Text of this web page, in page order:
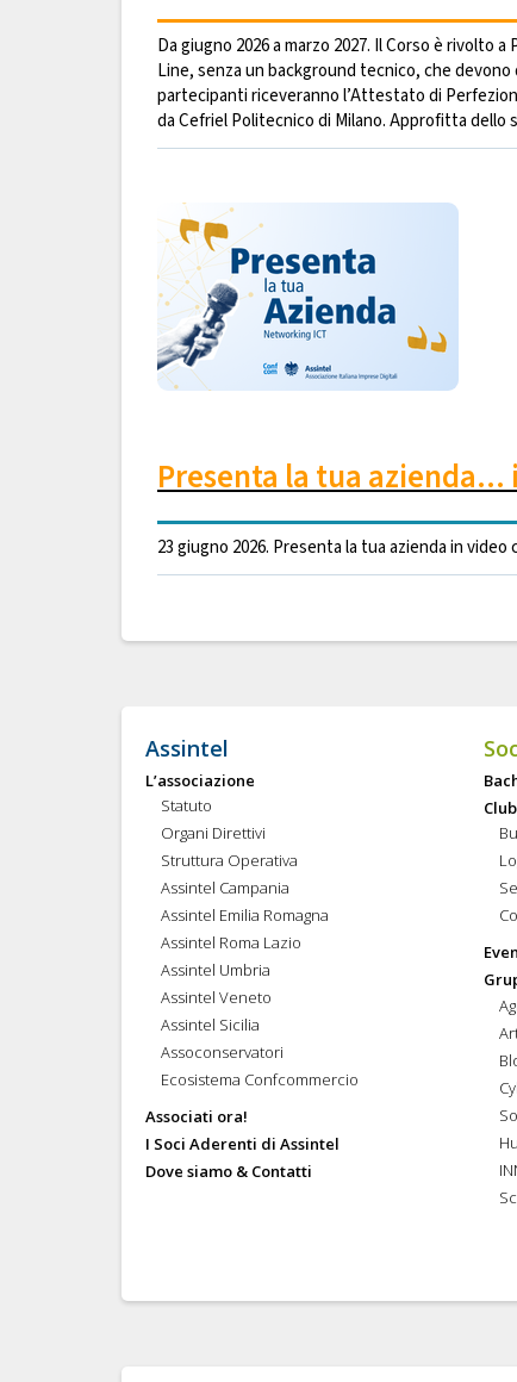
Da giugno 2026 a marzo 2027. Il Corso è rivolto
Line, senza un background tecnico, che devono
partecipanti riceveranno l’Attestato di
da Cefriel Politecnico di Milano. Approfitta dello
Presenta la tua
23 giugno 2026. Presenta la tua azienda in
Assintel
L’associazione
Statuto
Organi Direttivi
Struttura Operativa
Assintel Campania
Assintel Emilia Romagna
Assintel Roma Lazio
Assintel Umbria
Assintel Veneto
Assintel Sicilia
Assoconservatori
Ecosistema Confcommercio
Associati ora!
I Soci Aderenti di Assintel
Dove siamo & Contatti